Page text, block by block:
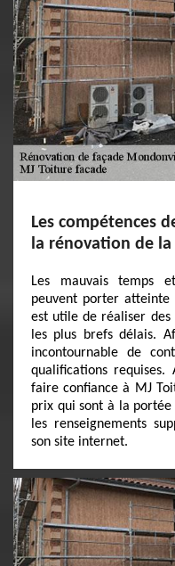
Les compétences
la rénovation de
Les mauvais temps
peuvent porter
est utile de réaliser des
les plus brefs délais.
incontournable de
qualifications
faire confiance à MJ
prix qui sont à la
les renseignements
son site internet.